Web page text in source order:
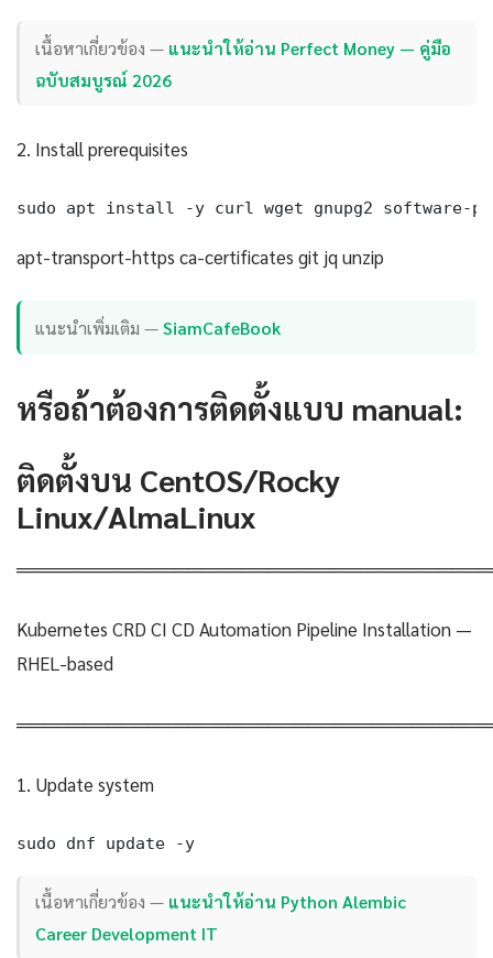
เนื้อหาเกี่ยวข้อง — แนะนำให้อ่าน Perfect Money — คู่มือ
ฉบับสมบูรณ์ 2026
2. Install prerequisites
sudo apt install -y curl wget gnupg2 software-
apt-transport-https ca-certificates git jq unzip
แนะนำเพิ่มเติม —SiamCafeBook
หรือถ้าต้องการติดตั้งแบบ manual:
ติดตั้งบน CentOS/Rocky
Linux/AlmaLinux
Kubernetes CRD CI CD Automation Pipeline Installation —
RHEL-based
1. Update system
sudo dnf update -y
เนื้อหาเกี่ยวข้อง — แนะนำให้อ่าน Python Alembic
Career Development IT